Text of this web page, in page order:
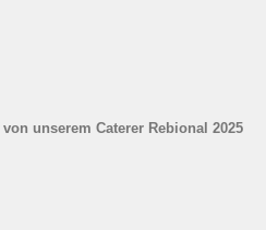
unserem Caterer Rebional 2025